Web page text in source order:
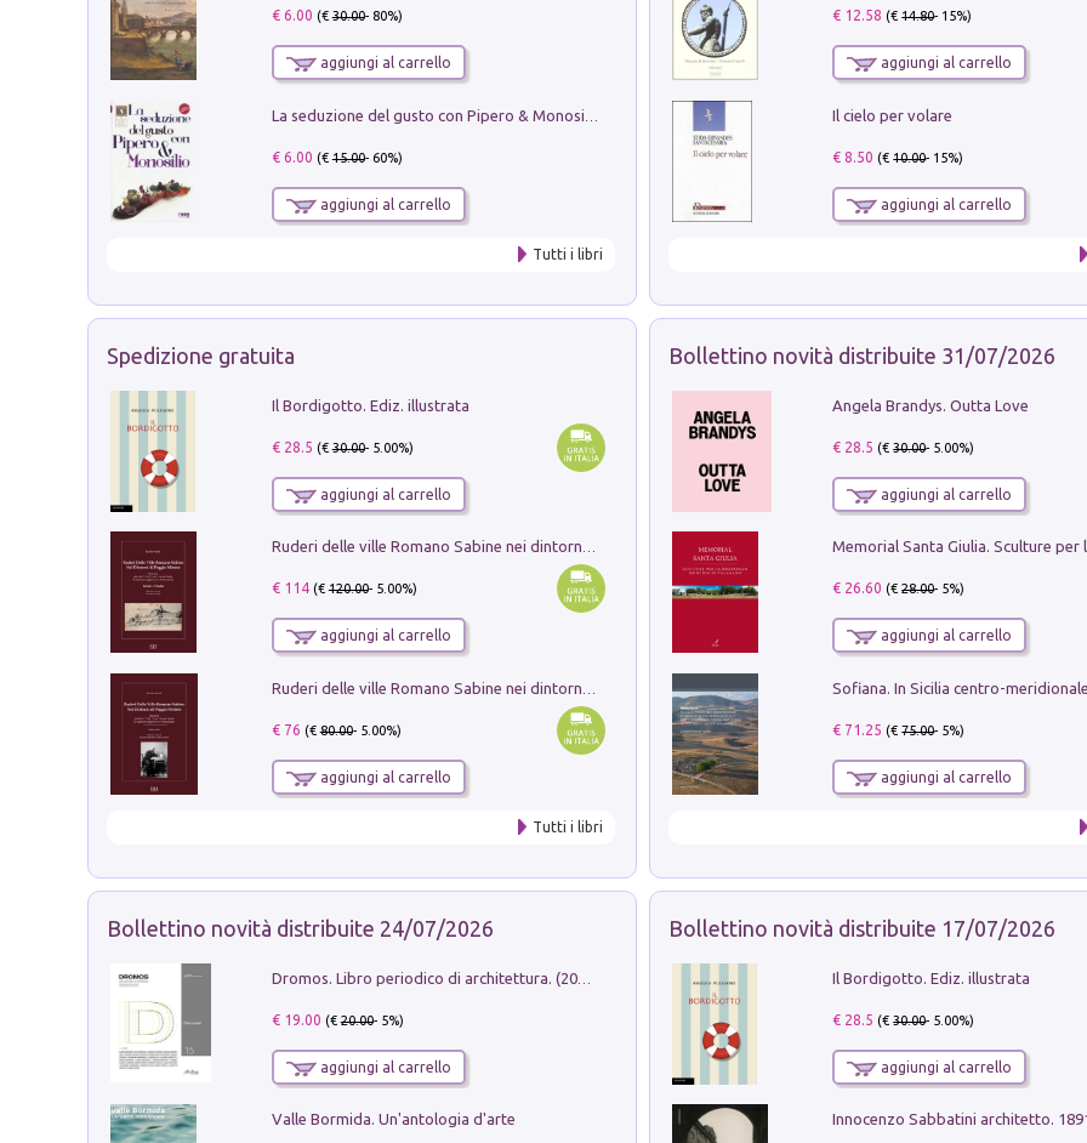
€ 6.00 (€30.00- 80%)
aggiungi al carrello
€ 6.00 (€15.00- 60%)
aggiungi al carrello
Tutti i libri
€ 12.58 (€14.80- 15%)
aggiungi al carrello
Il cielo per volare
€ 8.50 (€10.00- 15%)
aggiungi al carrello
Spedizione gratuita
Il Bordigotto. Ediz. illustrata
€ 28.5 (€30.00- 5.00%)
aggiungi al carrello
Ruderi delle ville Romano Sabine nei dintorni di Poggio Mirteto. Illustrati dal dott.re prof.re cav.re Ercole Nardi regio ispettore degli scavi e monumenti. Anno 1885. Tavole e studio. Con 25 tavole fuori testo in cartella editoriale
€ 114(€120.00- 5.00%)
aggiungi al carrello
€ 76 (€80.00- 5.00%)
aggiungi al carrello
Tutti i libri
Bollettino novità distribuite 31/07/2026
Angela Brandys. Outta Love
€ 28.5 (€30.00- 5.00%)
aggiungi al carrello
€ 26.60 (€28.00- 5%)
aggiungi al carrello
€ 71.25 (€75.00- 5%)
aggiungi al carrello
Bollettino novità distribuite 24/07/2026
Dromos. Libro periodico di architettura. (2026). Vol. 15: Post-model
€ 19.00 (€20.00- 5%)
aggiungi al carrello
Valle Bormida. Un'antologia d'arte
Bollettino novità distribuite 17/07/2026
Il Bordigotto. Ediz. illustrata
€ 28.5 (€30.00- 5.00%)
aggiungi al carrello
Innocenzo Sabbatini architetto.